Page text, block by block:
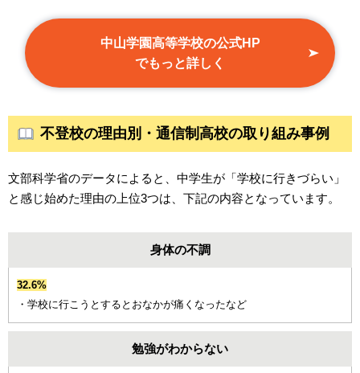
中山学園高等学校の公式HP
でもっと詳しく
不登校の理由別・通信制高校の取り組み事例
文部科学省のデータによると、中学生が「学校に行きづらい」
と感じ始めた理由の上位3つは、下記の内容となっています。
身体の不調
32.6%
・学校に行こうとするとおなかが痛くなったなど
勉強がわからない